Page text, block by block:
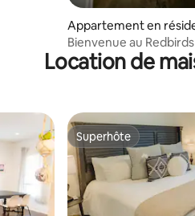
Appartement en
Memphis
Bienvenue au
(parking gratuit)
Location de
Superhôte
Superhôte